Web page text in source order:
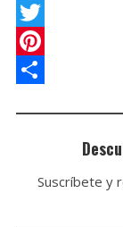
t
s
A
c
k
e
m
a
F
a
c
T
w
P
Suscríbete y